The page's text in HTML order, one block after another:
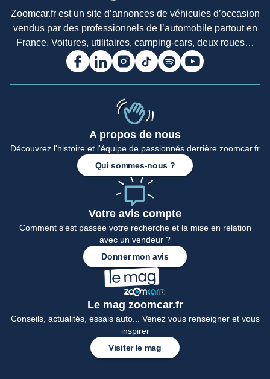
Zoomcar.fr est un site d’annonces de véhicules d’occasion
vendus par des professionnels de l’automobile partout en
France. Voitures, utilitaires, camping-cars, deux roues…
A propos de nous
Découvrez l'histoire et l'équipe de passionnés derrière zoomcar.fr
Qui sommes-nous ?
Votre avis compte
Comment s'est passée votre recherche et la mise en relation
avec un vendeur ?
Donner mon avis
Le mag zoomcar.fr
Conseils, actualités, essais auto... Venez vous renseigner et vous
inspirer
Visiter le mag